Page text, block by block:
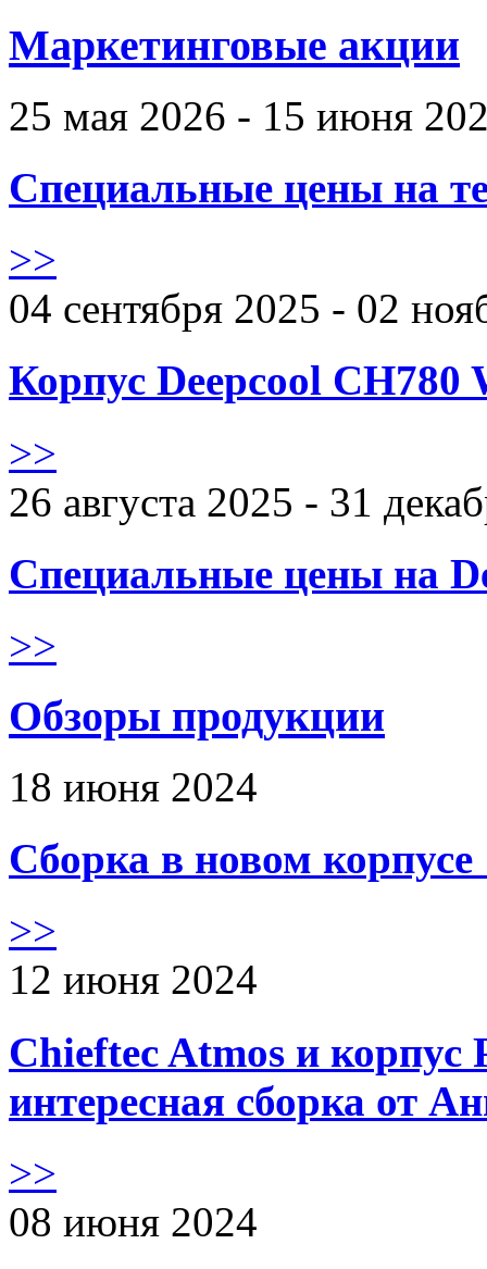
Маркетинговые акции
25 мая 2026 - 15 июня
Специальные цены на
>>
04 сентября 2025 - 02
Корпус Deepcool CH780
>>
26 августа 2025 - 31
Специальные цены на
>>
Обзоры продукции
18 июня 2024
Сборка в новом
>>
12 июня 2024
Chieftec Atmos и корпус
интересная сборка от
>>
08 июня 2024